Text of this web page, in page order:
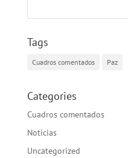
Tags
Cuadros comentados Paz
Categories
Cuadros comentados
Noticias
Uncategorized